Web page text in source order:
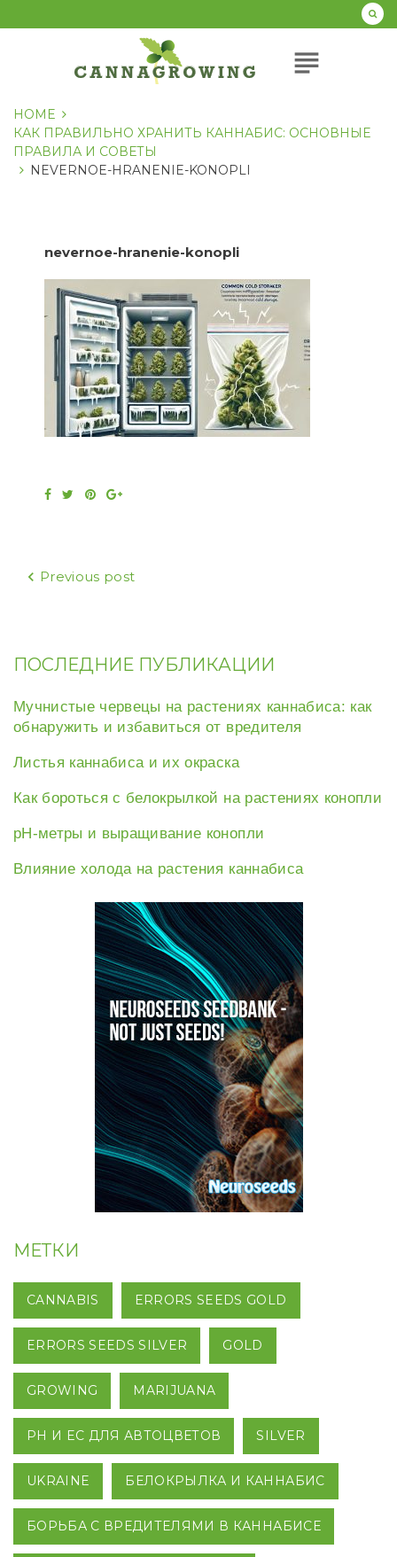
к
subject
HOME
КАК ПРАВИЛЬНО ХРАНИТЬ КАННАБИС: ОСНОВНЫЕ
ПРАВИЛА И СОВЕТЫ
NEVERNOE-HRANENIE-KONOPLI
nevernoe-hranenie-konopli
Facebook
TwitterPinterestGoogle+
Навигация
Previous post
ПОСЛЕДНИЕ ПУБЛИКАЦИИ
Мучнистые червецы на растениях каннабиса: как
обнаружить и избавиться от вредителя
Листья каннабиса и их окраска
Как бороться с белокрылкой на растениях конопли
рН-метры и выращивание конопли
Влияние холода на растения каннабиса
МЕТКИ
CANNABIS ERRORS SEEDS GOLD
ERRORS SEEDS SILVER GOLD
GROWING MARIJUANA
PH И EC ДЛЯ АВТОЦВЕТОВ SILVER
UKRAINE БЕЛОКРЫЛКА И КАННАБИС
БОРЬБА С ВРЕДИТЕЛЯМИ В КАННАБИСЕ